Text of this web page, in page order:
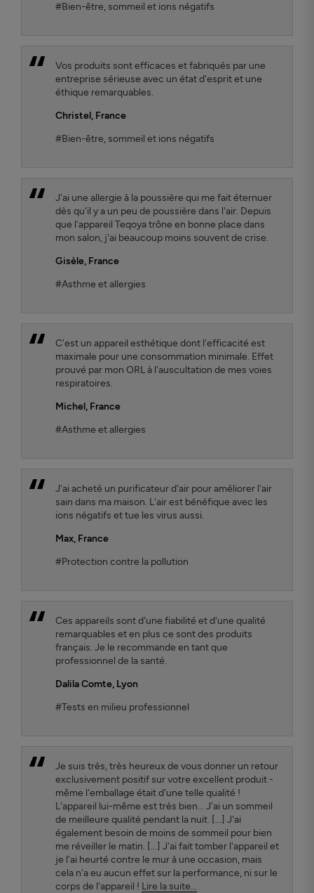
#Bien-être, sommeil et ions négatifs
Vos produits sont efficaces et fabriqués par une
entreprise sérieuse avec un état d'esprit et une
éthique remarquables.
Christel, France
#Bien-être, sommeil et ions négatifs
J'ai une allergie à la poussière qui me fait éternuer
dès qu'il y a un peu de poussière dans l'air. Depuis
que l'appareil Teqoya trône en bonne place dans
mon salon, j'ai beaucoup moins souvent de crise.
Gisèle, France
#Asthme et allergies
C'est un appareil esthétique dont l'efficacité est
maximale pour une consommation minimale. Effet
prouvé par mon ORL à l'auscultation de mes voies
respiratoires.
Michel, France
#Asthme et allergies
J'ai acheté un purificateur d'air pour améliorer l'air
sain dans ma maison. L'air est bénéfique avec les
ions négatifs et tue les virus aussi.
Max, France
#Protection contre la pollution
Ces appareils sont d'une fiabilité et d'une qualité
remarquables et en plus ce sont des produits
français. Je le recommande en tant que
professionnel de la santé.
Dalila Comte, Lyon
#Tests en milieu professionnel
Je suis très, très heureux de vous donner un retour
exclusivement positif sur votre excellent produit -
même l'emballage était d'une telle qualité !
L'appareil lui-même est très bien... J'ai un sommeil
de meilleure qualité pendant la nuit. [...] J'ai
également besoin de moins de sommeil pour bien
me réveiller le matin. [...] J'ai fait tomber l'appareil et
je l'ai heurté contre le mur à une occasion, mais
cela n'a eu aucun effet sur la performance, ni sur le
corps de l'appareil ! Lire la suite...